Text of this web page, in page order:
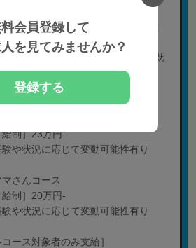
途社員は前職給与保障あり（他業種
用外）
6ヶ月間は前職給与保障。その後、既
価制度に応じて給与を決定。
験や状況に応じて変動可能性有り
給制］23万円-
や状況に応じて変動可能性有り
マさんコース
給制］20万円-
や状況に応じて変動可能性有り
コース対象者のみ支給］
会員登録して
を見てみませんか？
登録する